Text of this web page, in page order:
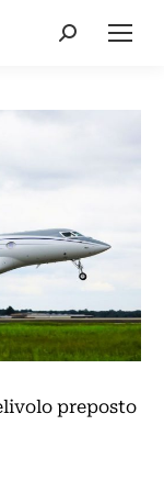
Cerca:
preposto